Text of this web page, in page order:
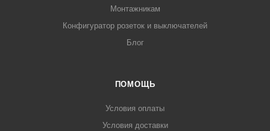
Монтажникам
Конфигуратор розеток и выключателей
Блог
ПОМОЩЬ
Условия оплаты
Условия доставки